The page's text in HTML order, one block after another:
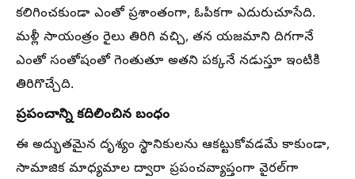
కలిగించకుండా ఎంతో ప్రశాంతంగా, ఓపికగా ఎదురుచూసేది.
మళ్లీ సాయంత్రం రైలు తిరిగి వచ్చి, తన యజమాని దిగగానే
ఎంతో సంతోషంతో గెంతుతూ అతని పక్కనే నడుస్తూ ఇంటికి
తిరిగొచ్చేది.
ప్రపంచాన్ని కదిలించిన బంధం
ఈ అద్భుతమైన దృశ్యం స్థానికులను ఆకట్టుకోవడమే కాకుండా,
సామాజిక మాధ్యమాల ద్వారా ప్రపంచవ్యాప్తంగా వైరల్‌గా